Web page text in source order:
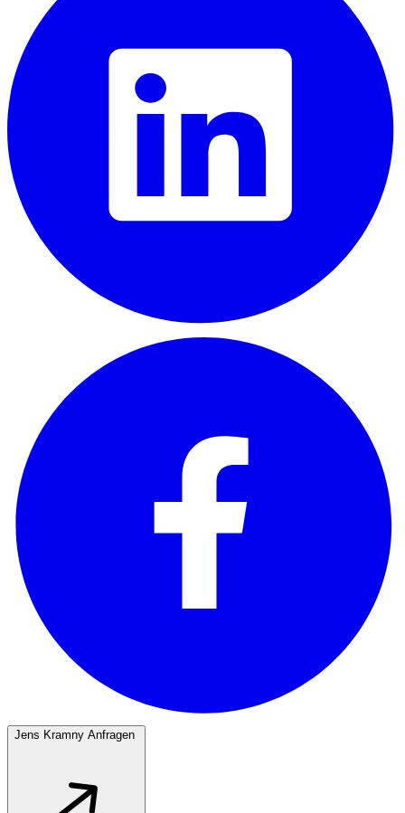
Jens Kramny Anfragen